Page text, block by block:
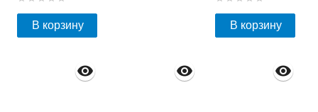
В корзину В корзину